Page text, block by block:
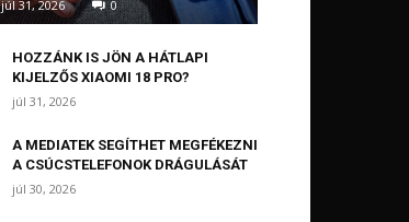
júl 31, 2026 0
HOZZÁNK IS JÖN A HÁTLAPI
KIJELZŐS XIAOMI 18 PRO?
júl 31, 2026
A MEDIATEK SEGÍTHET MEGFÉKEZNI
A CSÚCSTELEFONOK DRÁGULÁSÁT
júl 30, 2026